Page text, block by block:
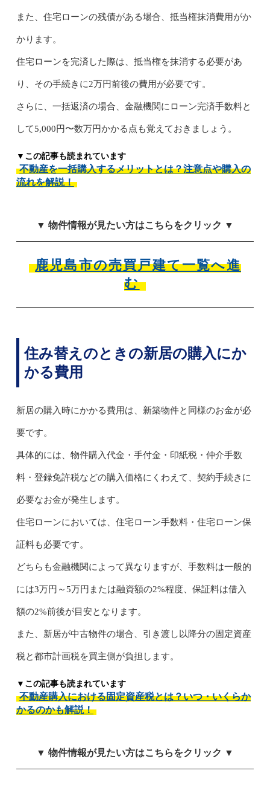
また、住宅ローンの残債がある場合、抵当権抹消費用がか
かります。
住宅ローンを完済した際は、抵当権を抹消する必要があ
り、その手続きに2万円前後の費用が必要です。
さらに、一括返済の場合、金融機関にローン完済手数料と
して5,000円〜数万円かかる点も覚えておきましょう。
▼この記事も読まれています
不動産を一括購入するメリットとは？注意点や購入の
流れを解説！
▼ 物件情報が見たい方はこちらをクリック ▼
鹿児島市の売買戸建て一覧へ進
む
住み替えのときの新居の購入にか
かる費用
新居の購入時にかかる費用は、新築物件と同様のお金が必
要です。
具体的には、物件購入代金・手付金・印紙税・仲介手数
料・登録免許税などの購入価格にくわえて、契約手続きに
必要なお金が発生します。
住宅ローンにおいては、住宅ローン手数料・住宅ローン保
証料も必要です。
どちらも金融機関によって異なりますが、手数料は一般的
には3万円～5万円または融資額の2%程度、保証料は借入
額の2%前後が目安となります。
また、新居が中古物件の場合、引き渡し以降分の固定資産
税と都市計画税を買主側が負担します。
▼この記事も読まれています
不動産購入における固定資産税とは？いつ・いくらか
かるのかも解説！
▼ 物件情報が見たい方はこちらをクリック ▼